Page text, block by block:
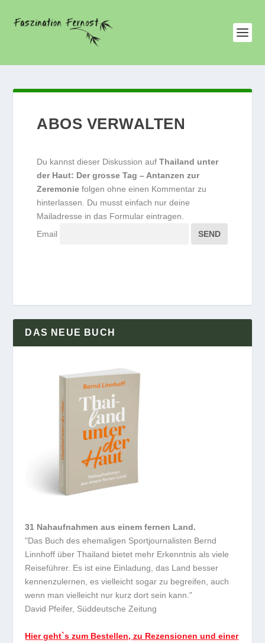
ABOS VERWALTEN
Du kannst dieser Diskussion aufThailand unter
der Haut: Der grosse Tag – Antanzen zur
Zeremonie folgen ohne einen Kommentar zu
hinterlassen. Du musst einfach nur deine
Mailadresse in das Formular eintragen.
Email
DAS NEUE BUCH
31 Nahaufnahmen aus einem fernen Land.
"Das Buch des ehemaligen Sportjournalisten Bernd
Linnhoff über Thailand bietet mehr Erkenntnis als viele
Reiseführer. Es ist eine Einladung, das Land besser
kennenzulernen, es vielleicht sogar zu begreifen, auch
wenn man vielleicht nur kurz dort sein kann."
David Pfeifer, Süddeutsche Zeitung
Hier geht`s zum Bestellen, zu Rezensionen und einer